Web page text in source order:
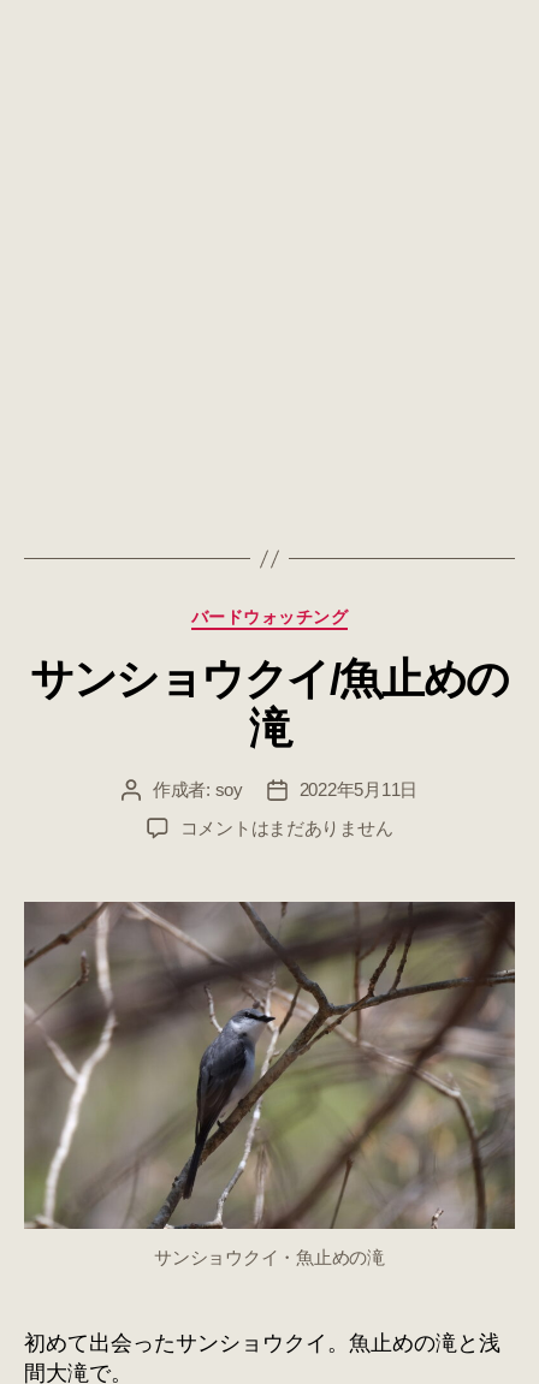
カ
ゴ
リ
ー
バードウォッチング
サンショウクイ/魚止めの
滝
投
稿
作成者: soy
投
稿
日
2022年5月11日
サ
ョ
ウ
ク
イ/
魚
の
滝
へ
の
コメントはまだありません
サンショウクイ・魚止めの滝
初めて出会ったサンショウクイ。魚止めの滝と浅
間大滝で。